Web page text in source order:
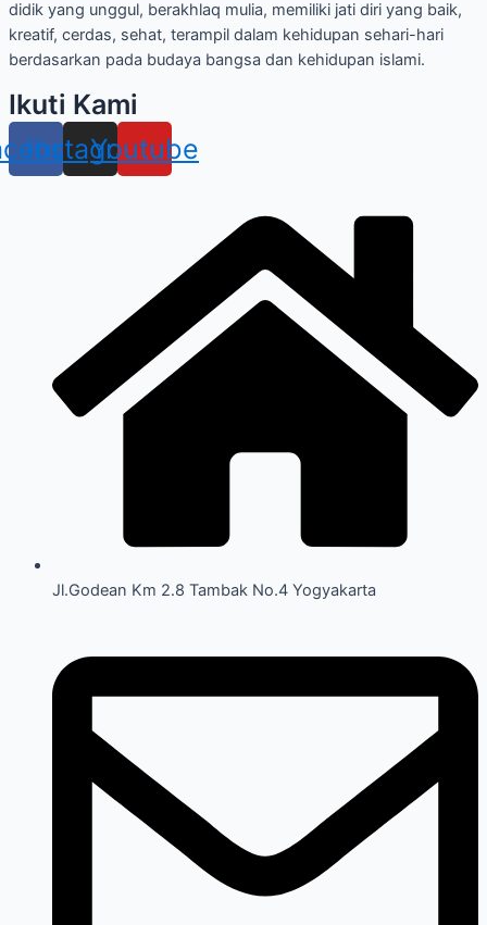
didik yang unggul, berakhlaq mulia, memiliki jati diri yang baik,
kreatif, cerdas, sehat, terampil dalam kehidupan sehari-hari
berdasarkan pada budaya bangsa dan kehidupan islami.
Ikuti Kami
Instagram
Youtube
Jl.Godean Km 2.8 Tambak No.4 Yogyakarta